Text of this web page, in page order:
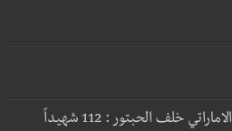
رجل الاعمال الاماراتي خلف الحبتور : 112 شهيداً